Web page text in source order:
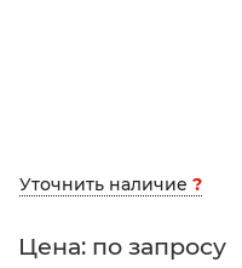
Уточнить наличие ?
Цена: по запросу